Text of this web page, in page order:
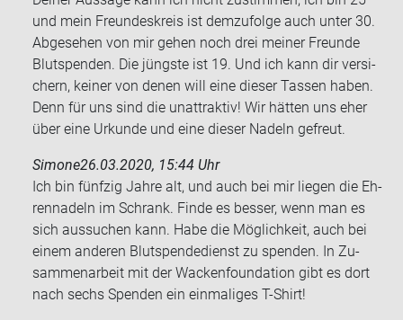
und mein Freun­des­kreis ist dem­zu­fol­ge auch unter 30.
Ab­ge­se­hen von mir gehen noch drei mei­ner Freun­de
Blut­spen­den. Die jüngs­te ist 19. Und ich kann dir ver­si­
chern, kei­ner von denen will eine die­ser Tas­sen haben.
Denn für uns sind die un­at­trak­tiv! Wir hät­ten uns eher
über eine Ur­kun­de und eine die­ser Na­deln ge­freut.
Simone26.03.2020, 15:44 Uhr
Ich bin fünf­zig Jahre alt, und auch bei mir lie­gen die Eh­
ren­na­deln im Schrank. Finde es bes­ser, wenn man es
sich aus­su­chen kann. Habe die Mög­lich­keit, auch bei
einem an­de­ren Blut­spen­de­dienst zu spen­den. In Zu­
sam­men­ar­beit mit der Wa­cken­founda­ti­on gibt es dort
nach sechs Spen­den ein ein­ma­li­ges T-​Shirt!